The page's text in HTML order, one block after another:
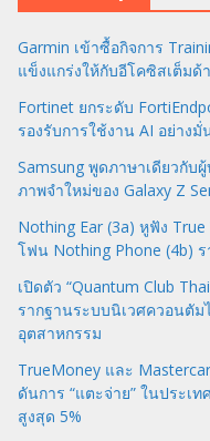
Garmin เข้าซื้อกิจการ
แข็งแกร่งให้กับอีโคซิสเต็มด้
Fortinet ยกระดับ
รองรับการใช้งาน AI อย่างมั่
Samsung พูดภาษาเดียวกับ
ภาพจำใหม่ของ Galaxy Z
Nothing Ear (3a) หูฟัง
โฟน Nothing Phone (4b)
เปิดตัว “Quantum Club
รากฐานระบบนิเวศควอนตัม
อุตสาหกรรม
TrueMoney และ
ดันการ “แตะจ่าย” ในประเ
สูงสุด 5%